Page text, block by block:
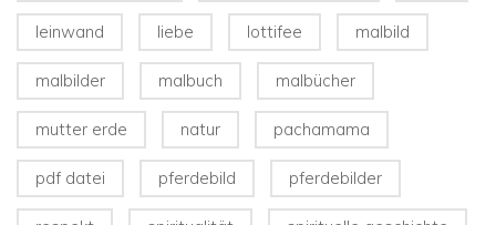
leinwand liebe lottifee malbild
malbilder malbuch malbücher
mutter erde natur pachamama
pdf datei pferdebild pferdebilder